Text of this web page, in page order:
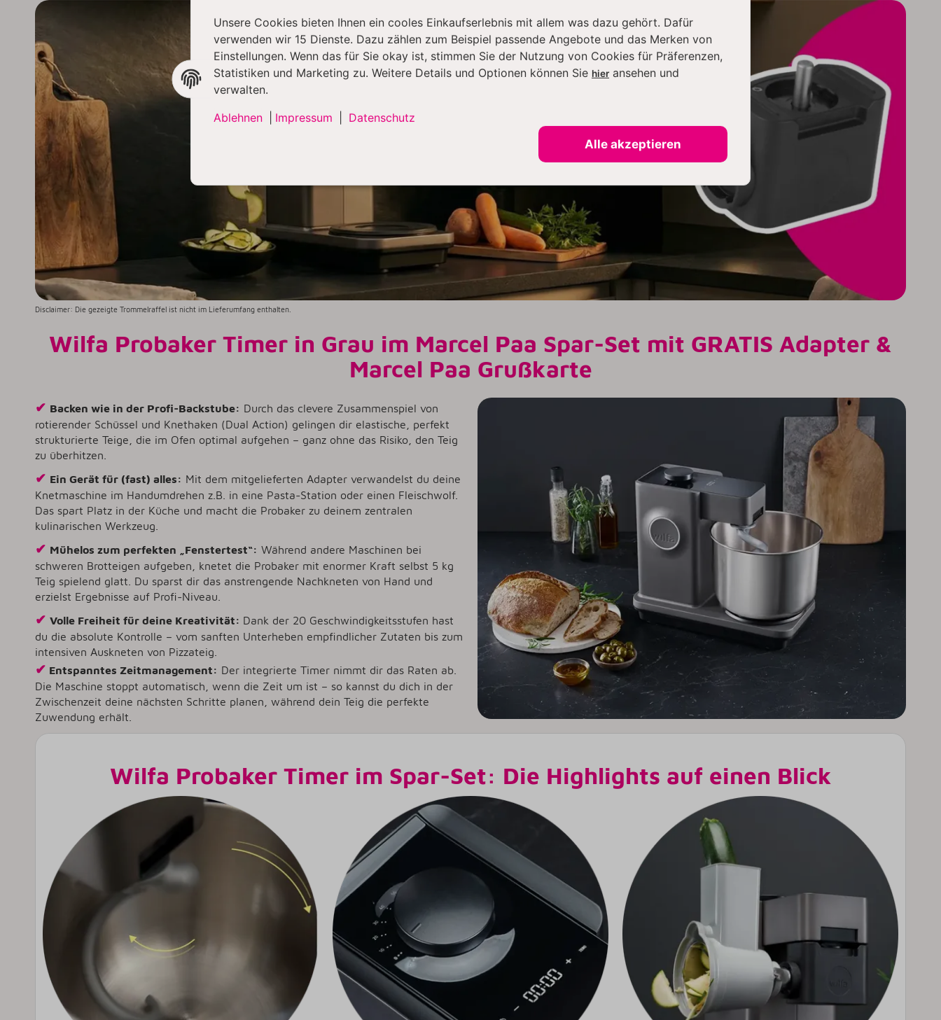
Disclaimer: Die gezeigte Trommelraffel ist nicht im Lieferumfang enthalten.
Wilfa Probaker Timer in Grau im Marcel Paa Spar-Set mit GRATIS Adapter &
Marcel Paa Grußkarte
✔ Backen wie in der Profi-Backstube: Durch das clevere Zusammenspiel von
rotierender Schüssel und Knethaken (Dual Action) gelingen dir elastische, perfekt
strukturierte Teige, die im Ofen optimal aufgehen – ganz ohne das Risiko, den Teig
zu überhitzen.
✔ Ein Gerät für (fast) alles: Mit dem mitgelieferten Adapter verwandelst du deine
Knetmaschine im Handumdrehen z.B. in eine Pasta-Station oder einen Fleischwolf.
Das spart Platz in der Küche und macht die Probaker zu deinem zentralen
kulinarischen Werkzeug.
✔ Mühelos zum perfekten „Fenstertest“: Während andere Maschinen bei
schweren Brotteigen aufgeben, knetet die Probaker mit enormer Kraft selbst 5 kg
Teig spielend glatt. Du sparst dir das anstrengende Nachkneten von Hand und
erzielst Ergebnisse auf Profi-Niveau.
✔ Volle Freiheit für deine Kreativität: Dank der 20 Geschwindigkeitsstufen hast
du die absolute Kontrolle – vom sanften Unterheben empfindlicher Zutaten bis zum
intensiven Auskneten von Pizzateig.
✔ Entspanntes Zeitmanagement: Der integrierte Timer nimmt dir das Raten ab.
Die Maschine stoppt automatisch, wenn die Zeit um ist – so kannst du dich in der
Zwischenzeit deine nächsten Schritte planen, während dein Teig die perfekte
Zuwendung erhält.
Wilfa Probaker Timer im Spar-Set: Die Highlights auf einen Blick
Unsere Cookies bieten Ihnen ein cooles Einkaufserlebnis mit allem was dazu gehört. Dafür
verwenden wir 15 Dienste. Dazu zählen zum Beispiel passende Angebote und das Merken von
Einstellungen. Wenn das für Sie okay ist, stimmen Sie der Nutzung von Cookies für Präferenzen,
Statistiken und Marketing zu. Weitere Details und Optionen können Sie hier ansehen und
verwalten.
Ablehnen
Impressum
Datenschutz
Alle akzeptieren